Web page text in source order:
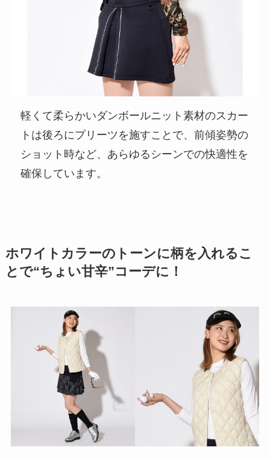
軽くて柔らかいダンボールニット素材のスカー
トは後ろにプリーツを施すことで、前傾姿勢の
ショット時など、あらゆるシーンでの快適性を
確保しています。
ホワイトカラーのトーンに柄を入れるこ
とで“ちょい甘辛”コーデに！